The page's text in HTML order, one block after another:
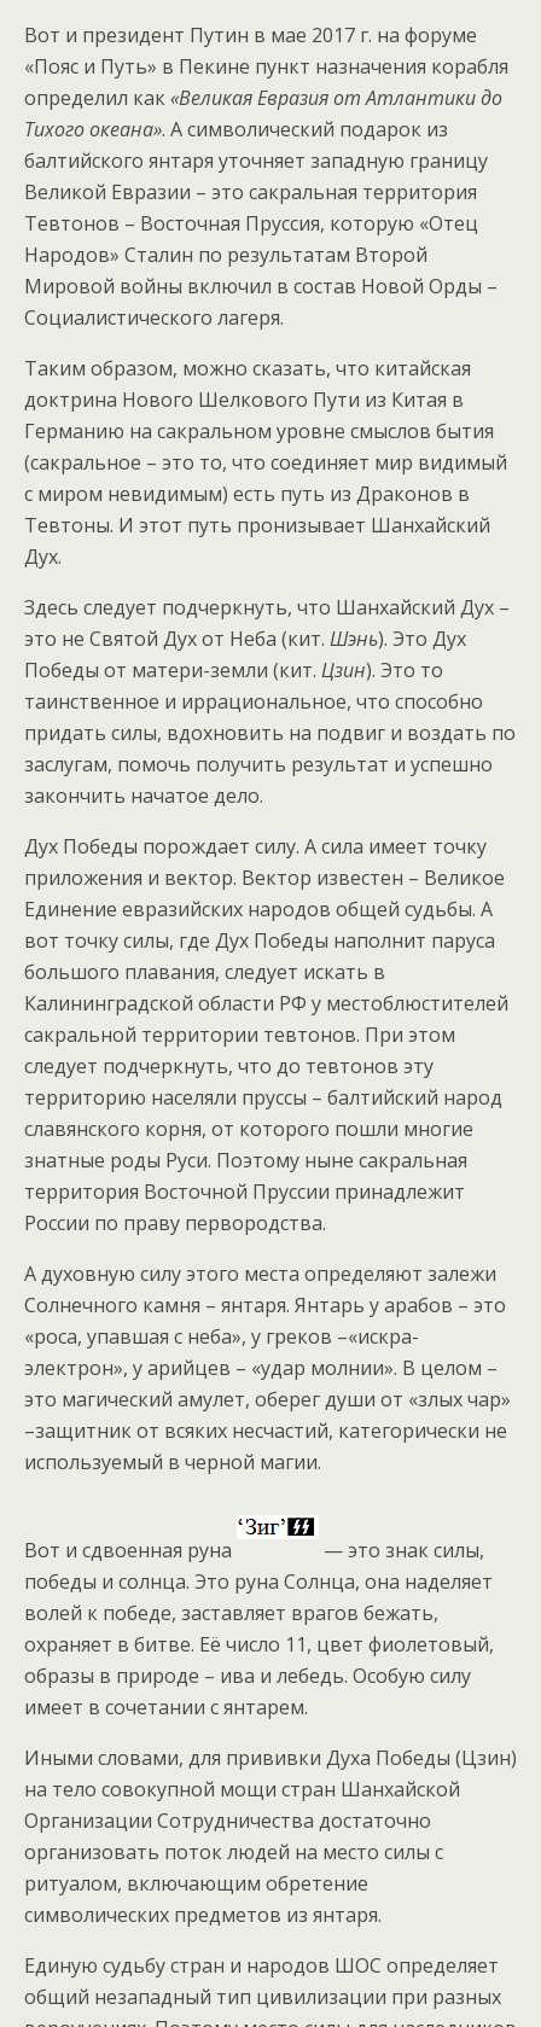
Вот и президент Путин в мае 2017 г. на форуме
«Пояс и Путь» в Пекине пункт назначения корабля
определил как«Великая Евразия от Атлантики до
Тихого океана». А символический подарок из
балтийского янтаря уточняет западную границу
Великой Евразии – это сакральная территория
Тевтонов – Восточная Пруссия, которую «Отец
Народов» Сталин по результатам Второй
Мировой войны включил в состав Новой Орды –
Социалистического лагеря.
Таким образом, можно сказать, что китайская
доктрина Нового Шелкового Пути из Китая в
Германию на сакральном уровне смыслов бытия
(сакральное – это то, что соединяет мир видимый
с миром невидимым) есть путь из Драконов в
Тевтоны. И этот путь пронизывает Шанхайский
Дух.
Здесь следует подчеркнуть, что Шанхайский Дух –
это не Святой Дух от Неба (кит. Шэнь). Это Дух
Победы от матери-земли (кит. Цзин). Это то
таинственное и иррациональное, что способно
придать силы, вдохновить на подвиг и воздать по
заслугам, помочь получить результат и успешно
закончить начатое дело.
Дух Победы порождает силу. А сила имеет точку
приложения и вектор. Вектор известен – Великое
Единение евразийских народов общей судьбы. А
вот точку силы, где Дух Победы наполнит паруса
большого плавания, следует искать в
Калининградской области РФ у местоблюстителей
сакральной территории тевтонов. При этом
следует подчеркнуть, что до тевтонов эту
территорию населяли пруссы – балтийский народ
славянского корня, от которого пошли многие
знатные роды Руси. Поэтому ныне сакральная
территория Восточной Пруссии принадлежит
России по праву первородства.
А духовную силу этого места определяют залежи
Солнечного камня – янтаря. Янтарь у арабов – это
«роса, упавшая с неба», у греков –«искра-
электрон», у арийцев – «удар молнии». В целом –
это магический амулет, оберег души от «злых чар»
–защитник от всяких несчастий, категорически не
используемый в черной магии.
Вот и сдвоенная руна
— это знак силы,
победы и солнца. Это руна Солнца, она наделяет
волей к победе, заставляет врагов бежать,
охраняет в битве. Её число 11, цвет фиолетовый,
образы в природе – ива и лебедь. Особую силу
имеет в сочетании с янтарем.
Иными словами, для прививки Духа Победы (Цзин)
на тело совокупной мощи стран Шанхайской
Организации Сотрудничества достаточно
организовать поток людей на место силы с
ритуалом, включающим обретение
символических предметов из янтаря.
Единую судьбу стран и народов ШОС определяет
общий незападный тип цивилизации при разных